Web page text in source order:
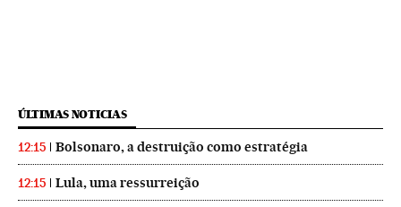
ÚLTIMAS NOTICIAS
12:15 Bolsonaro, a destruição como estratégia
12:15 Lula, uma ressurreição